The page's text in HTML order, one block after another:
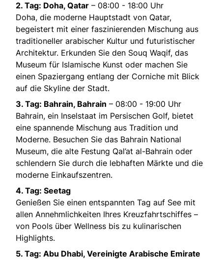
2. Tag: Doha, Qatar – 08:00 - 18:00 Uhr
Doha, die moderne Hauptstadt von Qatar,
begeistert mit einer faszinierenden Mischung aus
traditioneller arabischer Kultur und futuristischer
Architektur. Erkunden Sie den Souq Waqif, das
Museum für Islamische Kunst oder machen Sie
einen Spaziergang entlang der Corniche mit Blick
auf die Skyline der Stadt.
3. Tag: Bahrain, Bahrain – 08:00 - 19:00 Uhr
Bahrain, ein Inselstaat im Persischen Golf, bietet
eine spannende Mischung aus Tradition und
Moderne. Besuchen Sie das Bahrain National
Museum, die alte Festung Qal’at al-Bahrain oder
schlendern Sie durch die lebhaften Märkte und die
moderne Einkaufszentren.
4. Tag: Seetag
Genießen Sie einen entspannten Tag auf See mit
allen Annehmlichkeiten Ihres Kreuzfahrtschiffes –
von Pools über Wellness bis zu kulinarischen
Highlights.
5. Tag: Abu Dhabi, Vereinigte Arabische Emirate